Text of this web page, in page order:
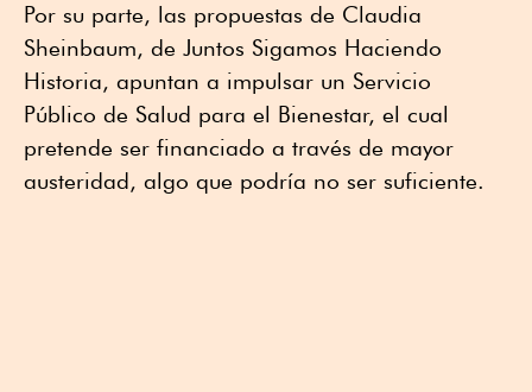
Por su parte, las propuestas de Claudia
Sheinbaum, de Juntos Sigamos Haciendo
Historia, apuntan a impulsar un Servicio
Público de Salud para el Bienestar, el cual
pretende ser financiado a través de mayor
austeridad, algo que podría no ser suficiente.